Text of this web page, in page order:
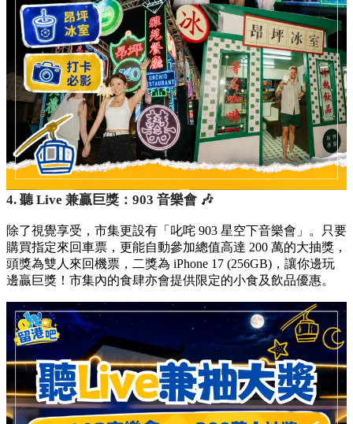
4. 聽 Live 兼贏巨獎：903 音樂會 🎶
除了視覺享受，市集更設有「叱咤 903 星空下音樂會」。只要
購買指定來回車票，更能自動參加總值高達 200 萬的大抽獎，
頭獎為雙人來回機票，二獎為 iPhone 17 (256GB)，讓你邊玩
邊贏巨獎！市集內的食肆亦會提供限定的小食及飲品優惠。